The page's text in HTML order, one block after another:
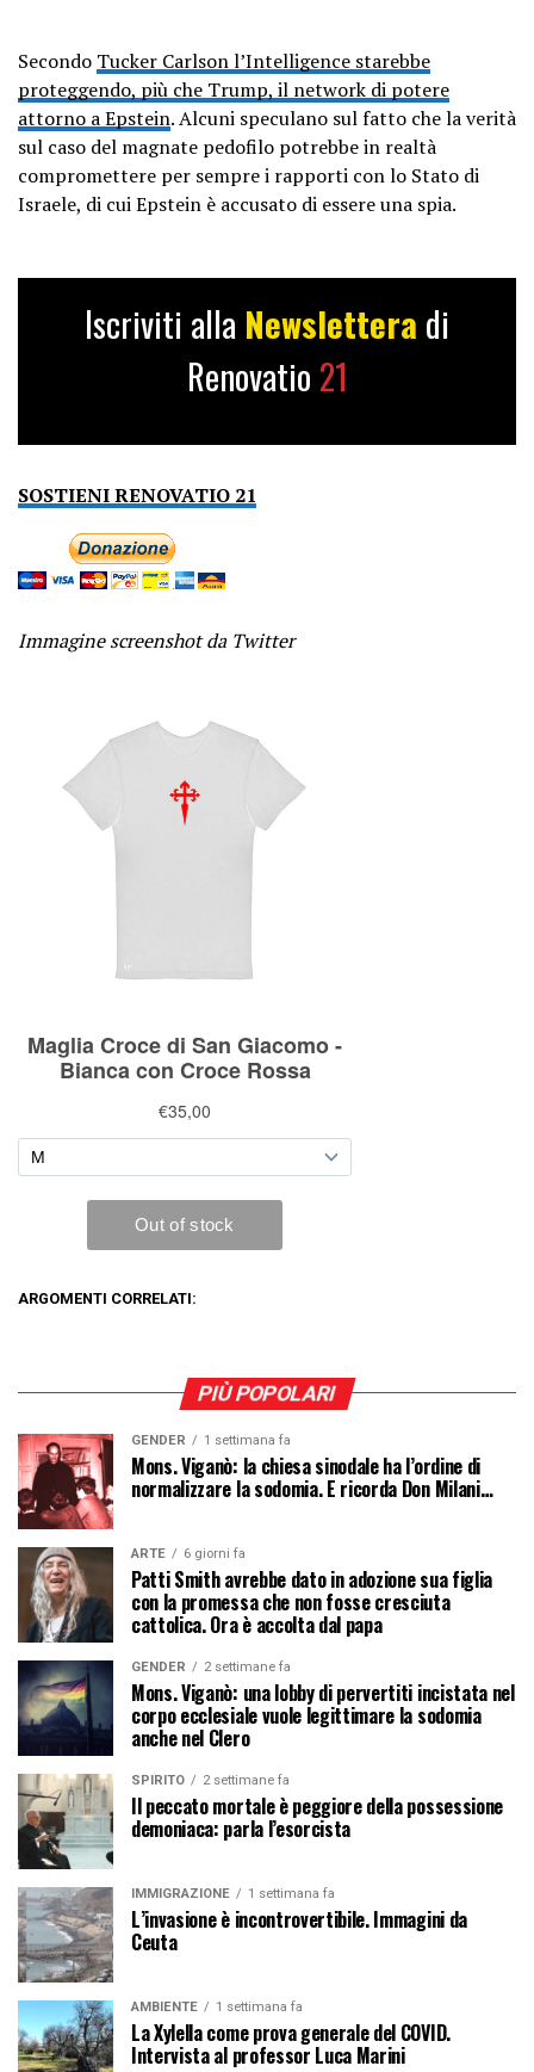
Secondo Tucker Carlson l’Intelligence starebbe
proteggendo, più che Trump, il network di potere
attorno a Epstein. Alcuni speculano sul fatto che la verità
sul caso del magnate pedofilo potrebbe in realtà
compromettere per sempre i rapporti con lo Stato di
Israele, di cui Epstein è accusato di essere una spia.
Iscriviti alla Newslettera di
Renovatio 21
SOSTIENI RENOVATIO 21
Immagine screenshot da Twitter
ARGOMENTI CORRELATI:
PIÙ POPOLARI
GENDER 1 settimana fa
Mons. Viganò: la chiesa sinodale ha l’ordine di
normalizzare la sodomia. E ricorda Don Milani…
ARTE 6 giorni fa
Patti Smith avrebbe dato in adozione sua figlia
con la promessa che non fosse cresciuta
cattolica. Ora è accolta dal papa
GENDER 2 settimane fa
Mons. Viganò: una lobby di pervertiti incistata nel
corpo ecclesiale vuole legittimare la sodomia
anche nel Clero
SPIRITO 2 settimane fa
Il peccato mortale è peggiore della possessione
demoniaca: parla l’esorcista
IMMIGRAZIONE 1 settimana fa
L’invasione è incontrovertibile. Immagini da
Ceuta
AMBIENTE 1 settimana fa
La Xylella come prova generale del COVID.
Intervista al professor Luca Marini